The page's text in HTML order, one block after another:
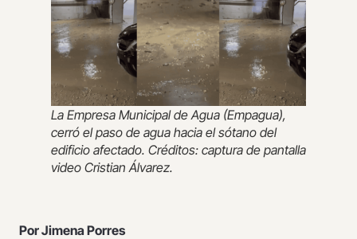
La Empresa Municipal de Agua (Empagua),
cerró el paso de agua hacia el sótano del
edificio afectado. Créditos: captura de pantalla
video Cristian Álvarez.
Por Jimena Porres